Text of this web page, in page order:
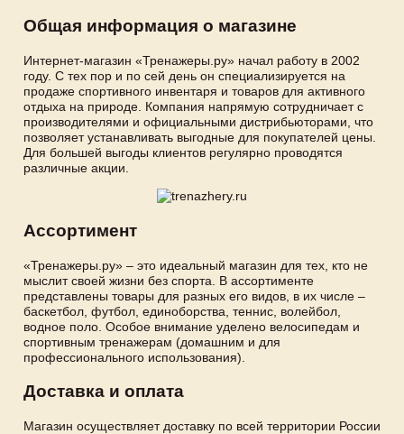
Общая информация о магазине
Интернет-магазин «Тренажеры.ру» начал работу в 2002
году. С тех пор и по сей день он специализируется на
продаже спортивного инвентаря и товаров для активного
отдыха на природе. Компания напрямую сотрудничает с
производителями и официальными дистрибьюторами, что
позволяет устанавливать выгодные для покупателей цены.
Для большей выгоды клиентов регулярно проводятся
различные акции.
Ассортимент
«Тренажеры.ру» – это идеальный магазин для тех, кто не
мыслит своей жизни без спорта. В ассортименте
представлены товары для разных его видов, в их числе –
баскетбол, футбол, единоборства, теннис, волейбол,
водное поло. Особое внимание уделено велосипедам и
спортивным тренажерам (домашним и для
профессионального использования).
Доставка и оплата
Магазин осуществляет доставку по всей территории России